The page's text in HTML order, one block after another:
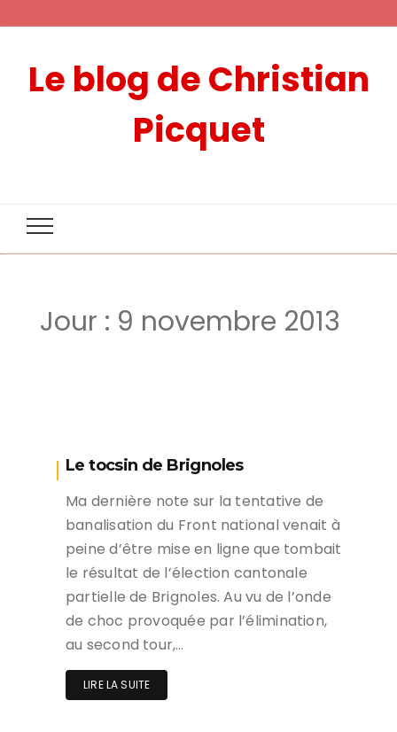
Le blog de Christian
Picquet
Jour : 9 novembre 2013
Le tocsin de Brignoles
Ma dernière note sur la tentative de
banalisation du Front national venait à
peine d’être mise en ligne que tombait
le résultat de l’élection cantonale
partielle de Brignoles. Au vu de l’onde
de choc provoquée par l’élimination,
au second tour,…
LIRE LA SUITE